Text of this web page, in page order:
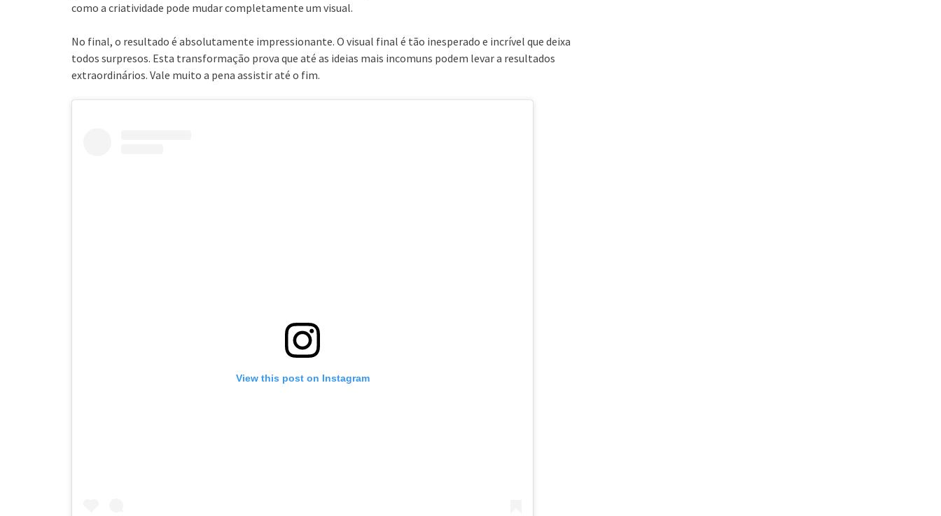
como a criatividade pode mudar completamente um visual.
No final, o resultado é absolutamente impressionante. O visual final é tão inesperado e incrível que deixa
todos surpresos. Esta transformação prova que até as ideias mais incomuns podem levar a resultados
extraordinários. Vale muito a pena assistir até o fim.
View this post on Instagram